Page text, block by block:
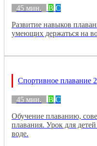
45 мин. B C
Развитие навыков
умеющих держаться на
Спортивное плавание
45 мин. B C
Обучение плаванию,
плавания. Урок для
воде.